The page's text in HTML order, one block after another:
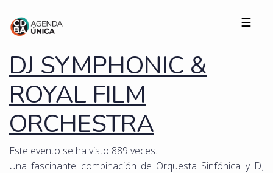
☰
DJ SYMPHONIC &
ROYAL FILM
ORCHESTRA
Este evento se ha visto 889 veces.
Una fascinante combinación de Orquesta Sinfónica y DJ